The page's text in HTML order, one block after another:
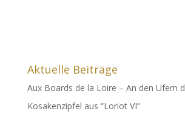
Aktuelle Beiträge
Aux Boards de la Loire – An den Ufern
Kosakenzipfel aus “Loriot VI”